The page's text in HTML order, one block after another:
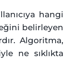
hangi
belirleyen
Algoritma,
ne sıklıkta